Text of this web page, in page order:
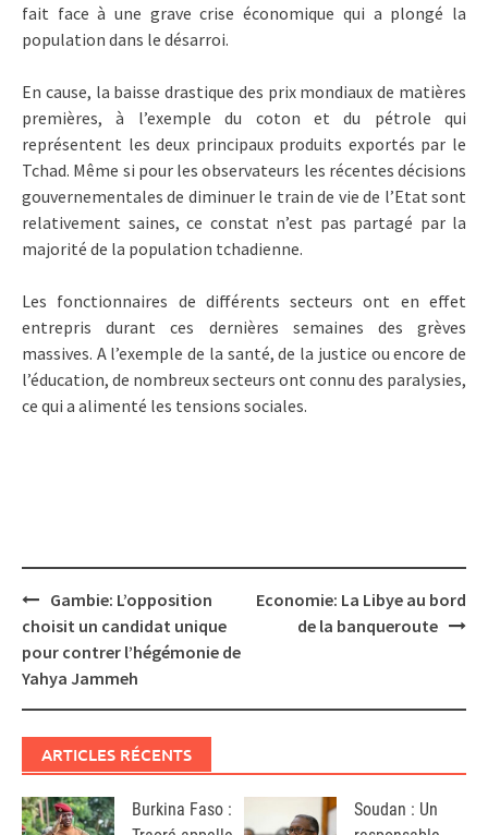
fait face à une grave crise économique qui a plongé la
population dans le désarroi.
En cause, la baisse drastique des prix mondiaux de matières
premières, à l’exemple du coton et du pétrole qui
représentent les deux principaux produits exportés par le
Tchad. Même si pour les observateurs les récentes décisions
gouvernementales de diminuer le train de vie de l’Etat sont
relativement saines, ce constat n’est pas partagé par la
majorité de la population tchadienne.
Les fonctionnaires de différents secteurs ont en effet
entrepris durant ces dernières semaines des grèves
massives. A l’exemple de la santé, de la justice ou encore de
l’éducation, de nombreux secteurs ont connu des paralysies,
ce qui a alimenté les tensions sociales.
Post
navigation
Gambie: L’opposition
choisit un candidat unique
pour contrer l’hégémonie de
Yahya Jammeh
Economie: La Libye au bord
de la banqueroute
ARTICLES RÉCENTS
Burkina Faso :
Soudan : Un